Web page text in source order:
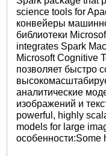
science tools for
конвейеры
библиотеки
integrates Spark
Microsoft Cognitive
позволяет быстро
аналитические
изображений и
powerful, highly
models for large
особенности:Some